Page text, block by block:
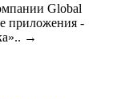
Global
приложения -
→